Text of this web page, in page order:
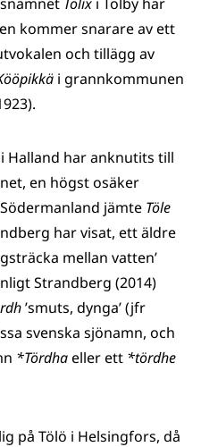
kommer snarare av ett
och tillägg av
i grannkommunen
i Halland har anknutits till
en högst osäker
jämte Töle
har visat, ett äldre
mellan vatten’
Strandberg (2014)
’smuts, dynga’ (jfr
svenska sjönamn, och
*Tördhaeller ett *tördhe
på Tölö i Helsingfors, då